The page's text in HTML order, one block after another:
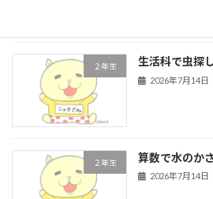
２年生 生活科で虫探
2026年7月14日
２年生 算数で水のか
2026年7月14日